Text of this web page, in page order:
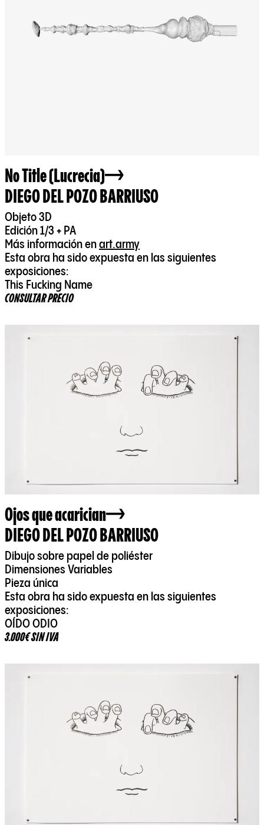
No Title (Lucrecia)
DIEGO DEL POZO BARRIUSO
Objeto 3D
Edición 1/3 + PA
Más información enart.army
Esta obra ha sido expuesta en las siguientes
exposiciones:
This Fucking Name
CONSULTAR PRECIO
Ojos que acarician
DIEGO DEL POZO BARRIUSO
Dibujo sobre papel de poliéster
Dimensiones Variables
Pieza única
Esta obra ha sido expuesta en las siguientes
exposiciones:
OÍDO ODIO
3.000€ SIN IVA